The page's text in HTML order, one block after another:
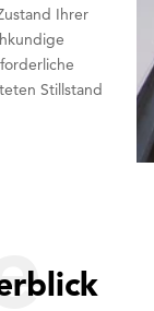
Ihrer
Stillstand